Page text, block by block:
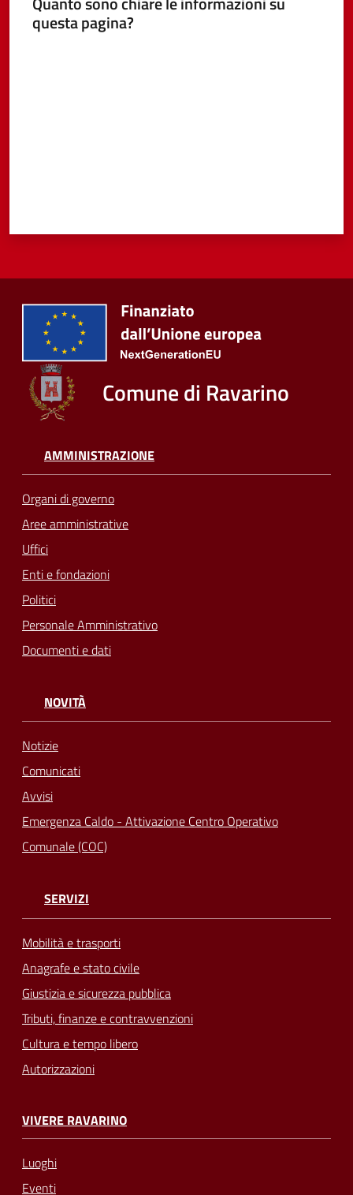
questa pagina?
Comune di Ravarino
AMMINISTRAZIONE
Organi di governo
Aree amministrative
Uffici
Enti e fondazioni
Politici
Personale Amministrativo
Documenti e dati
NOVITÀ
Notizie
Comunicati
Avvisi
Emergenza Caldo - Attivazione Centro Operativo
Comunale (COC)
SERVIZI
Mobilità e trasporti
Anagrafe e stato civile
Giustizia e sicurezza pubblica
Tributi, finanze e contravvenzioni
Cultura e tempo libero
Autorizzazioni
VIVERE RAVARINO
Luoghi
Eventi